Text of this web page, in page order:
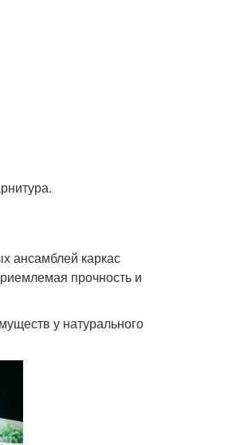
ансамблей каркас
прочность и
у натурального